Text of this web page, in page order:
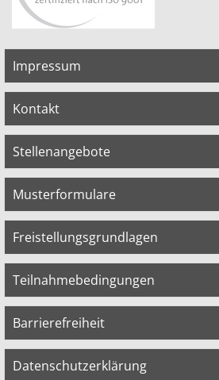
Impressum
Kontakt
Stellenangebote
Musterformulare
Freistellungsgrundlagen
Teilnahmebedingungen
Barrierefreiheit
Datenschutzerklärung